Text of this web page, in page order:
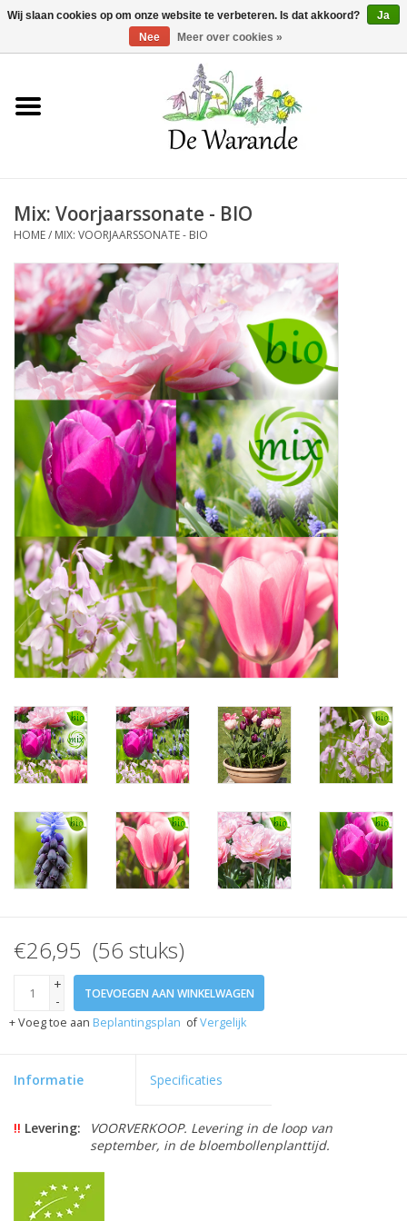
Winkelwagen >0 Artikelen - €0,00
Home
Voorjaarsbloeiers
Zomerbloeiers
Herfstbloeiers
Schaduwplanten
Aanbiedingen
Bodemverbetering
Overige producten
Advies
Onze tuinen!
Sterke Bollen Dagen
Nieuws
Mix: Voorjaarssonate - BIO
HOME/ MIX: VOORJAARSSONATE - BIO
€26,95 (56 stuks)
+
-
TOEVOEGEN AAN WINKELWAGEN
+ Voeg toe aan Beplantingsplan ofVergelijk
Informatie Specificaties
!! Levering:
VOORVERKOOP. Levering in de loop van
september, in de bloembollenplanttijd.
Wij slaan cookies op om onze website te verbeteren. Is dat akkoord?
Ja
Nee
Meer over cookies »